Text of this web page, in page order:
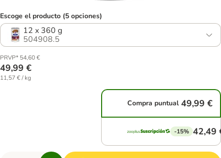
Escoge el producto (5 opciones)
12 x 360 g
504908.5
PRVP* 54,60 €
49,99 €
11,57 € / kg
Compra puntual 49,99 €
-15% 42,49